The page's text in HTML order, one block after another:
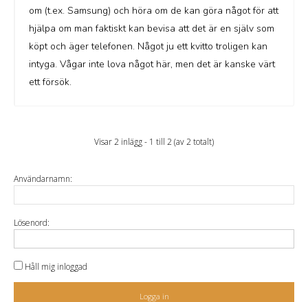
om (t.ex. Samsung) och höra om de kan göra något för att
hjälpa om man faktiskt kan bevisa att det är en själv som
köpt och äger telefonen. Något ju ett kvitto troligen kan
intyga. Vågar inte lova något här, men det är kanske värt
ett försök.
Visar 2 inlägg - 1 till 2 (av 2 totalt)
Användarnamn:
Lösenord:
Håll mig inloggad
Logga in